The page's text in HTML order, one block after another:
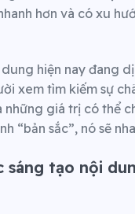
hơn và có xu
hiện nay đang
xem tìm kiếm sự
những giá trị có thể
“bản sắc”, nó sẽ
sáng tạo nội